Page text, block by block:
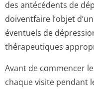
des antécédents de
doiventfaire l’objet
éventuels de
thérapeutiques
Avant de commencer
chaque visite pendant